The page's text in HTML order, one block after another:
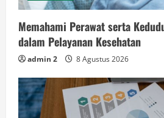
Memahami Perawat serta
dalam Pelayanan Kesehatan
admin 2 8 Agustus 2026